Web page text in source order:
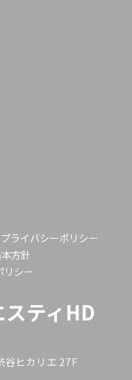
プライバシーポリシー
方針
リシー
ティHD
谷ヒカリエ 27F